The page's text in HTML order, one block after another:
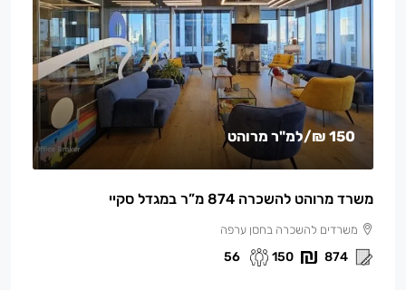
150 ₪ /למ"ר מרוהט
משרד מרוהט להשכרה 874 מ”ר במגדל סקיי
משרדים להשכרה בחסן ערפה
874
150
56